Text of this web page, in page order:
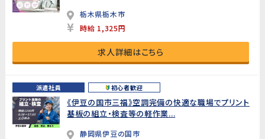
栃木県栃木市
時給 1,325円
求人詳細はこちら
派遣社員 初心者歓迎
《伊豆の国市三福》空調完備の快適な職場でプリント
基板の組立・検査等の軽作業...
静岡県伊豆の国市